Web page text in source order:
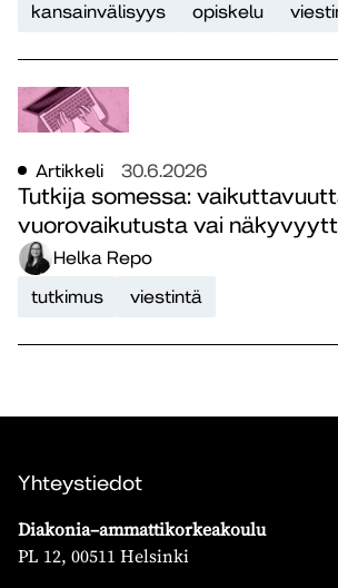
kansainvälisyys
opiskelu
Artikkeli 30.6.2026
Tutkija somessa:
vuorovaikutusta vai
Helka Repo
tutkimus
viestintä
Yhteystiedot
Diakonia–ammattikorkeakoulu
PL 12, 00511 Helsinki